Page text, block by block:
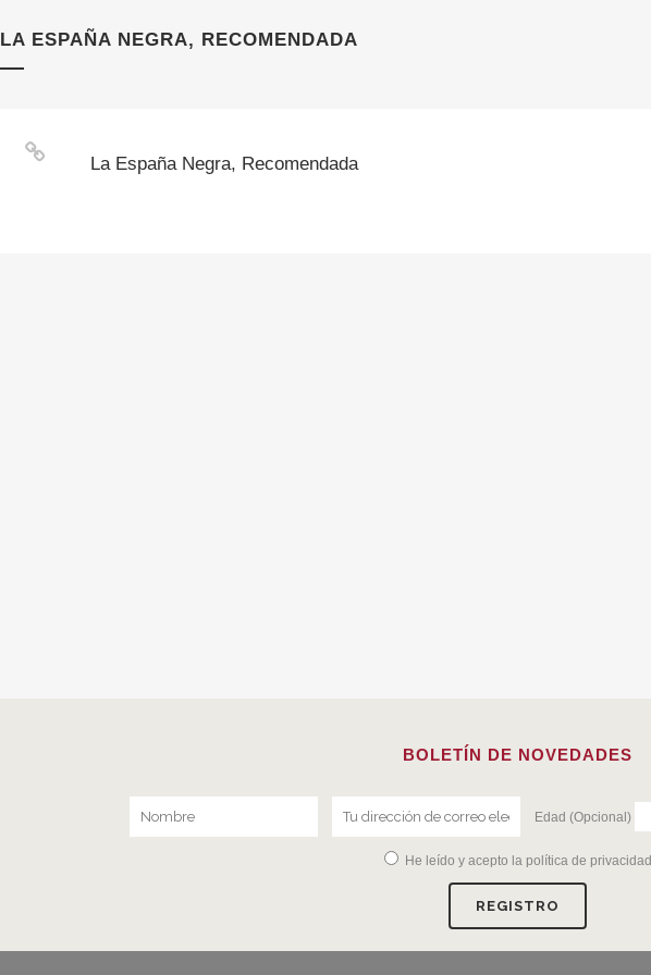
LA ESPAÑA NEGRA, RECOMENDADA
La España Negra, Recomendada
BOLETÍN DE NOVEDADES
Edad (Opcional)
He leído y acepto la política de privacidad